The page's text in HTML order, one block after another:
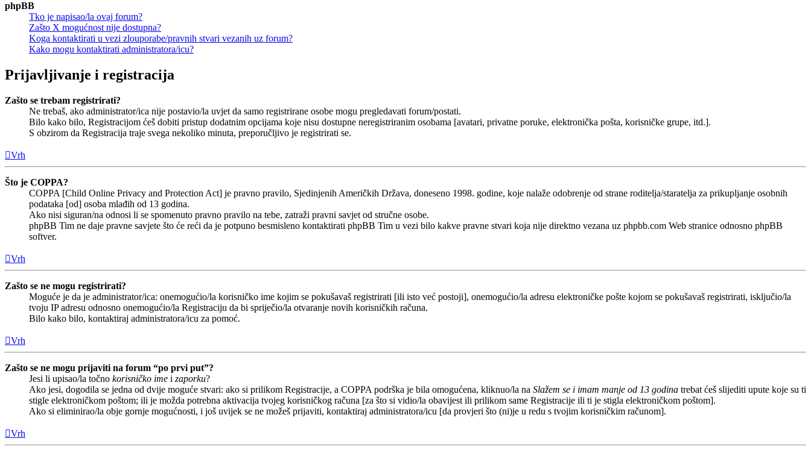
phpBB
Tko je napisao/la ovaj forum?
Zašto X mogućnost nije dostupna?
Koga kontaktirati u vezi zlouporabe/pravnih stvari vezanih uz forum?
Kako mogu kontaktirati administratora/icu?
Prijavljivanje i registracija
Zašto se trebam registrirati?
Ne trebaš, ako administrator/ica nije postavio/la uvjet da samo registrirane osobe mogu pregledavati forum/postati.
Bilo kako bilo, Registracijom ćeš dobiti pristup dodatnim opcijama koje nisu dostupne neregistriranim osobama [avatari, privatne poruke, elektronička pošta, korisničke grupe, itd.].
S obzirom da Registracija traje svega nekoliko minuta, preporučljivo je registrirati se.
Vrh
Što je COPPA?
COPPA [Child Online Privacy and Protection Act] je pravno pravilo, Sjedinjenih Američkih Država, doneseno 1998. godine, koje nalaže odobrenje od strane roditelja/staratelja za prikupljanje osobnih
podataka [od] osoba mlađih od 13 godina.
Ako nisi siguran/na odnosi li se spomenuto pravno pravilo na tebe, zatraži pravni savjet od stručne osobe.
phpBB Tim ne daje pravne savjete što će reći da je potpuno besmisleno kontaktirati phpBB Tim u vezi bilo kakve pravne stvari koja nije direktno vezana uz phpbb.com Web stranice odnosno phpBB
softver.
Vrh
Zašto se ne mogu registrirati?
Moguće je da je administrator/ica: onemogućio/la korisničko ime kojim se pokušavaš registrirati [ili isto već postoji], onemogućio/la adresu elektroničke pošte kojom se pokušavaš registrirati, isključio/la
tvoju IP adresu odnosno onemogućio/la Registraciju da bi spriječio/la otvaranje novih korisničkih računa.
Bilo kako bilo, kontaktiraj administratora/icu za pomoć.
Vrh
Zašto se ne mogu prijaviti na forum “po prvi put”?
Jesi li upisao/la točno korisničko ime i zaporku?
Ako jesi, dogodila se jedna od dvije moguće stvari: ako si prilikom Registracije, a COPPA podrška je bila omogućena, kliknuo/la na Slažem se i imam manje od 13 godina trebat ćeš slijediti upute koje su ti
stigle elektroničkom poštom; ili je možda potrebna aktivacija tvojeg korisničkog računa [za što si vidio/la obavijest ili prilikom same Registracije ili ti je stigla elektroničkom poštom].
Ako si eliminirao/la obje gornje mogućnosti, i još uvijek se ne možeš prijaviti, kontaktiraj administratora/icu [da provjeri što (ni)je u redu s tvojim korisničkim računom].
Vrh